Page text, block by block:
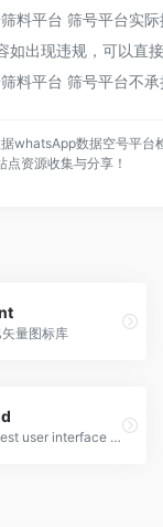
料平台 筛号平台实
如出现违规，可以直
料平台 筛号平台不承
whatsApp数据空号平台
点资源收集与分享！
量图标库
The largest user interface design database in the world.